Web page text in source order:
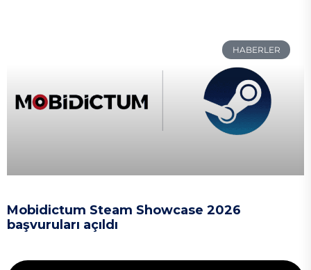
HABERLER
Mobidictum Steam Showcase 2026
başvuruları açıldı